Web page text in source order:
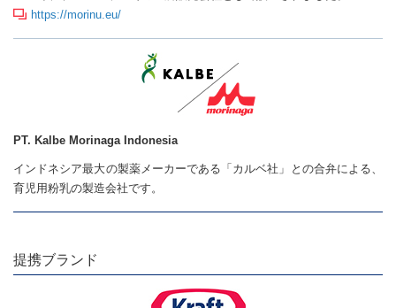
https://morinu.eu/
PT. Kalbe Morinaga Indonesia
インドネシア最大の製薬メーカーである「カルベ社」との合弁による、
育児用粉乳の製造会社です。
提携ブランド